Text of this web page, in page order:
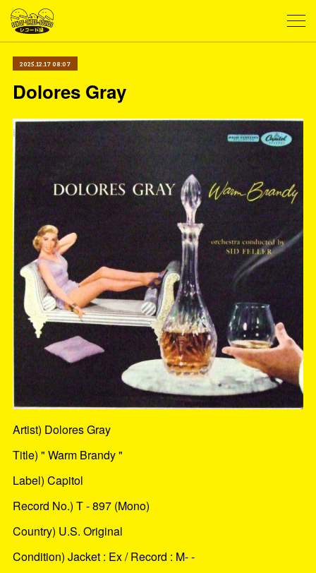
2025.12.17 08:07
Dolores Gray
Artist) Dolores Gray
Title) " Warm Brandy "
Label) Capitol
Record No.) T - 897 (Mono)
Country) U.S. Original
Condition) Jacket : Ex / Record : M- -